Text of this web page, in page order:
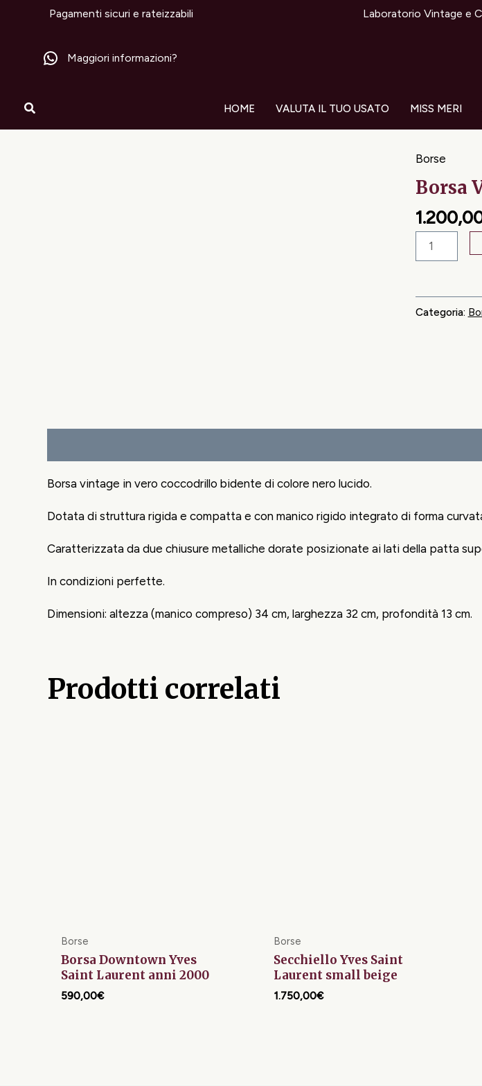
contenuto
Pagamenti sicuri e rateizzabili Laboratorio Vintage e
Maggiori informazioni?
Cerca HOME VALUTA IL TUO USATO MISS MERI
Borse
Borsa
Borsa
Vintage
in
vera
coccodrillo
Categoria:
Borsa vintage in vero coccodrillo bidente di colore nero lucido.
Dotata di struttura rigida e compatta e con manico rigido integrato di forma
Caratterizzata da due chiusure metalliche dorate posizionate ai lati della patta
In condizioni perfette.
Dimensioni: altezza (manico compreso) 34 cm, larghezza 32 cm, profondità 13 cm.
Prodotti correlati
Borse
Borsa Downtown Yves
Saint Laurent anni 2000
590,00€
Borse
Secchiello Yves Saint
Laurent small beige
1.750,00€